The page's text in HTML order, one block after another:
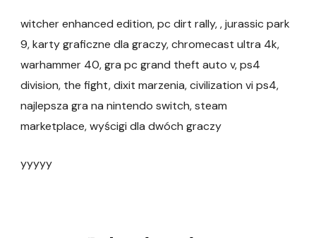
witcher enhanced edition, pc dirt rally, , jurassic park
9, karty graficzne dla graczy, chromecast ultra 4k,
warhammer 40, gra pc grand theft auto v, ps4
division, the fight, dixit marzenia, civilization vi ps4,
najlepsza gra na nintendo switch, steam
marketplace, wyścigi dla dwóch graczy
yyyyy